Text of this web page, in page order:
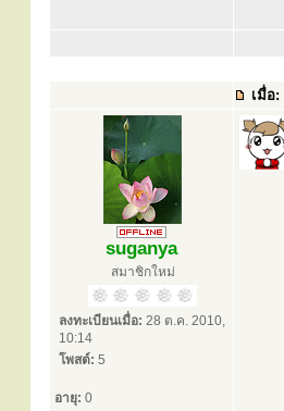
เมื่อ:
suganya
สมาชิกใหม่
ลงทะเบียนเมื่อ: 28 ต.ค. 2010,
10:14
โพสต์: 5
อายุ: 0